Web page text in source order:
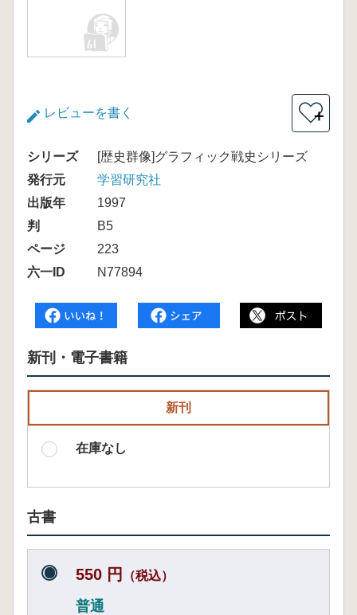
レビューを書く ＋
シリーズ
[歴史群像]グラフィック戦史シリーズ
発行元
学習研究社
出版年
1997
判
B5
ページ
223
六一ID
N77894
新刊・電子書籍
新刊
在庫なし
古書
550 円 （税込）
普通